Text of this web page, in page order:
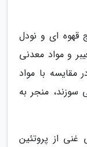
قهوه ای و نودل
و مواد معدنی
مقایسه با مواد
منجر به
از پروتئین